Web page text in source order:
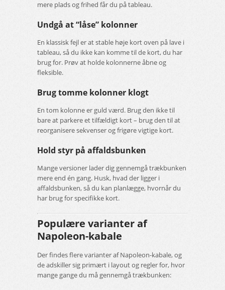
mere plads og frihed får du på tableau.
Undgå at “låse” kolonner
En klassisk fejl er at stable høje kort oven på lave i
tableau, så du ikke kan komme til de kort, du har
brug for. Prøv at holde kolonnerne åbne og
fleksible.
Brug tomme kolonner klogt
En tom kolonne er guld værd. Brug den ikke til
bare at parkere et tilfældigt kort – brug den til at
reorganisere sekvenser og frigøre vigtige kort.
Hold styr på affaldsbunken
Mange versioner lader dig gennemgå trækbunken
mere end én gang. Husk, hvad der ligger i
affaldsbunken, så du kan planlægge, hvornår du
har brug for specifikke kort.
Populære varianter af
Napoleon-kabale
Der findes flere varianter af Napoleon-kabale, og
de adskiller sig primært i layout og regler for, hvor
mange gange du må gennemgå trækbunken: